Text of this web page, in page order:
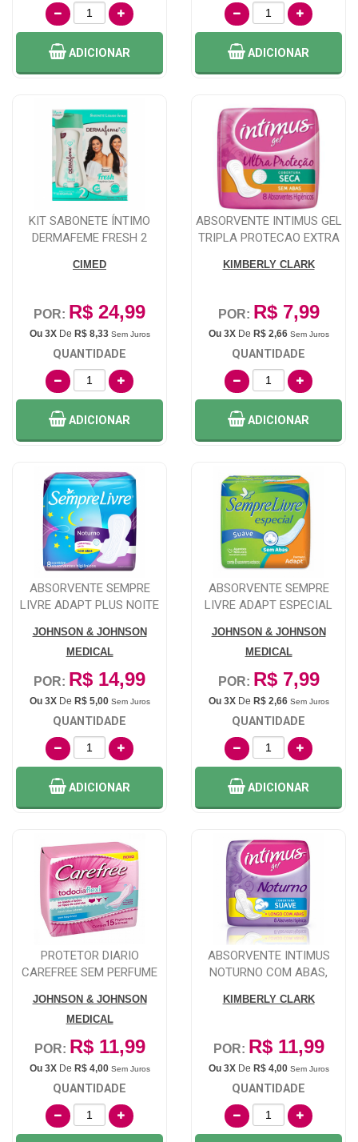
ADICIONAR ADICIONAR
KIT SABONETE ÍNTIMO
DERMAFEME FRESH 2
CIMED
POR: R$ 24,99
Ou 3XDe R$ 8,33 Sem Juros
QUANTIDADE
ADICIONAR
ABSORVENTE INTIMUS GEL
TRIPLA PROTECAO EXTRA
KIMBERLY CLARK
POR: R$ 7,99
Ou 3XDe R$ 2,66 Sem Juros
QUANTIDADE
ADICIONAR
ABSORVENTE SEMPRE
LIVRE ADAPT PLUS NOITE
JOHNSON & JOHNSON
MEDICAL
POR: R$ 14,99
Ou 3XDe R$ 5,00 Sem Juros
QUANTIDADE
ADICIONAR
ABSORVENTE SEMPRE
LIVRE ADAPT ESPECIAL
JOHNSON & JOHNSON
MEDICAL
POR: R$ 7,99
Ou 3XDe R$ 2,66 Sem Juros
QUANTIDADE
ADICIONAR
PROTETOR DIARIO
CAREFREE SEM PERFUME
JOHNSON & JOHNSON
MEDICAL
POR: R$ 11,99
Ou 3XDe R$ 4,00 Sem Juros
QUANTIDADE
ABSORVENTE INTIMUS
NOTURNO COM ABAS,
KIMBERLY CLARK
POR: R$ 11,99
Ou 3XDe R$ 4,00 Sem Juros
QUANTIDADE